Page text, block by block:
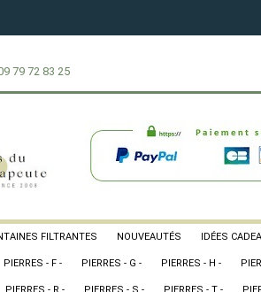
79 72 83 25
FILTRANTES NOUVEAUTÉS IDÉES
PIERRES - F - PIERRES - G - PIERRES - H -
PIERRES - R - PIERRES - S - PIERRES - T -